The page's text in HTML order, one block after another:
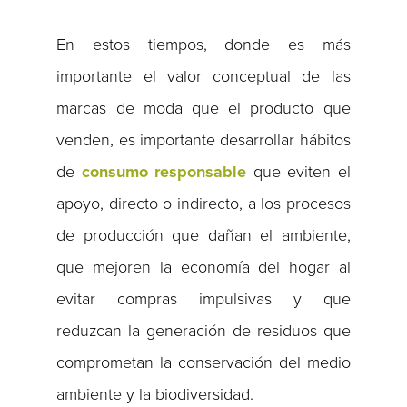
En estos tiempos, donde es más
importante el valor conceptual de las
marcas de moda que el producto que
venden, es importante desarrollar hábitos
de consumo responsable que eviten el
apoyo, directo o indirecto, a los procesos
de producción que dañan el ambiente,
que mejoren la economía del hogar al
evitar compras impulsivas y que
reduzcan la generación de residuos que
comprometan la conservación del medio
ambiente y la biodiversidad.